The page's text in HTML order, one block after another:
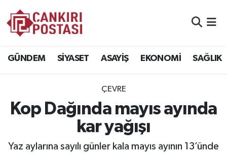
GÜNDEM SİYASET ASAYİŞ EKONOMİ SAĞLIK
ÇEVRE
Kop Dağında mayıs ayında
kar yağışı
Yaz aylarına sayılı günler kala mayıs ayının 13’ünde
EKONOMİ
SAĞLIK
Trafik Durumu
Süper Lig Puan Durumu ve Fikstür